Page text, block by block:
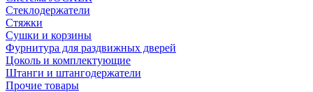
Стеклодержатели
Стяжки
Сушки и корзины
Фурнитура для раздвижных дверей
Цоколь и комплектующие
Штанги и штангодержатели
Прочие товары